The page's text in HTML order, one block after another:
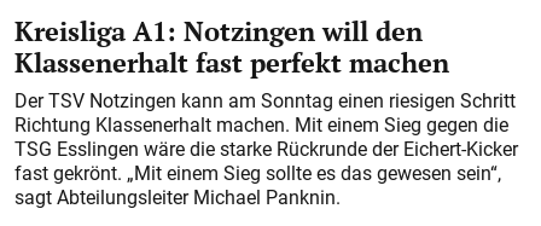
Kreisliga A1: Notzingen will den
Klassenerhalt fast perfekt machen
Der TSV Notzingen kann am Sonntag einen riesigen Schritt
Richtung Klassenerhalt machen. Mit einem Sieg gegen die
TSG Esslingen wäre die starke Rückrunde der Eichert-Kicker
fast gekrönt. „Mit einem Sieg sollte es das gewesen sein“,
sagt Abteilungsleiter Michael Panknin.